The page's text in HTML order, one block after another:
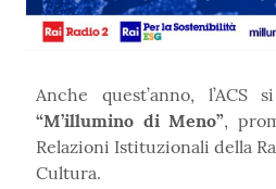
Anche quest’anno, l’ACS
“M’illumino di Meno”,
Relazioni Istituzionali della
Cultura.